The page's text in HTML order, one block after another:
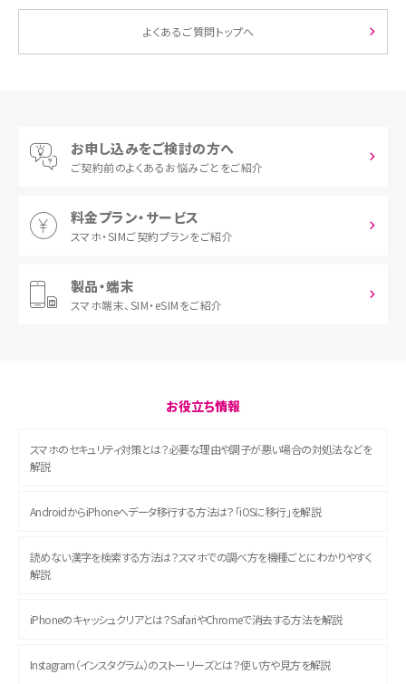
よくあるご質問トップへ
お申し込みをご検討の方へ
ご契約前のよくあるお悩みごとをご紹介
料金プラン・サービス
スマホ・SIMご契約プランをご紹介
製品・端末
スマホ端末、 SIM・eSIMをご紹介
お役立ち情報
スマホのセキュリティ対策とは？必要な理由や調子が悪い場合の対処法などを
解説
AndroidからiPhoneへデータ移行する方法は？「iOSに移行」を解説
読めない漢字を検索する方法は？スマホでの調べ方を機種ごとにわかりやすく
解説
iPhoneのキャッシュクリアとは？SafariやChromeで消去する方法を解説
Instagram（インスタグラム）のストーリーズとは？使い方や見方を解説